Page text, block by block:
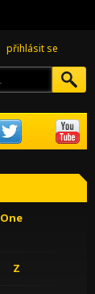
přihlásit se
Z